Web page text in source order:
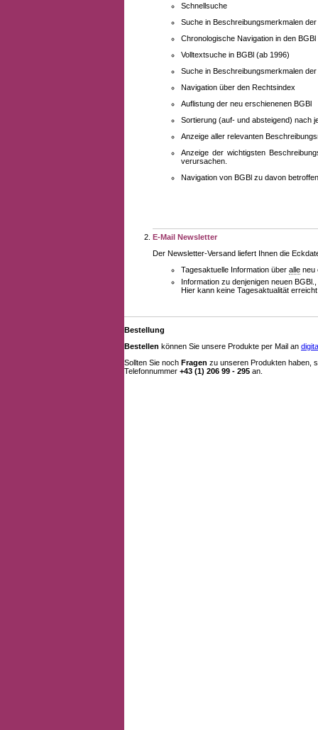
Schnellsuche
Suche in Beschreibungsmerkmalen
Chronologische Navigation in den BGBl
Volltextsuche in BGBl (ab 1996)
Suche in Beschreibungsmerkmalen
Navigation über den Rechtsindex
Auflistung der neu erschienenen BGBl
Sortierung (auf- und absteigend) nach
Anzeige aller relevanten
Anzeige der wichtigsten
verursachen.
Navigation von BGBl zu davon
E-Mail Newsletter
Der Newsletter-Versand liefert Ihnen die
Tagesaktuelle Information über alle neu
Information zu denjenigen neuen
Hier kann keine Tagesaktualität
Bestellung
Bestellen können Sie unsere Produkte per Mail an
Sollten Sie noch Fragen zu unseren Produkten haben,
Telefonnummer +43 (1) 206 99 - 295 an.